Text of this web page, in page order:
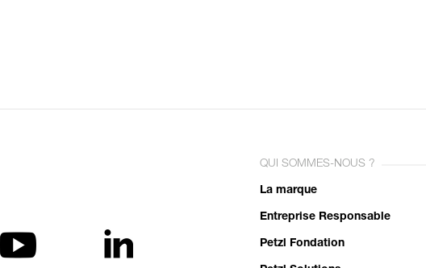
QUI SOMMES-NOUS ?
La marque
Entreprise Responsable
Petzl Fondation